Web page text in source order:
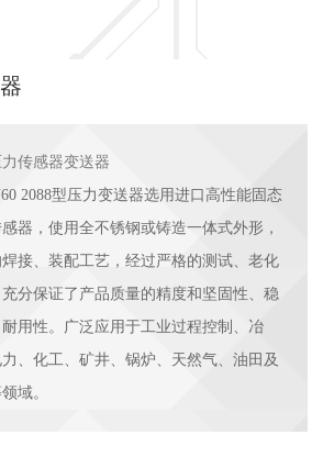
力传感器变送器
2088型压力变送器选用进口高性能固态
器，使用全不锈钢或铸造一体式外形，
接、装配工艺，经过严格的测试、老化
分保证了产品质量的精度和坚固性、稳
用性。广泛应用于工业过程控制、冶
、化工、矿井、锅炉、天然气、油田及
域。